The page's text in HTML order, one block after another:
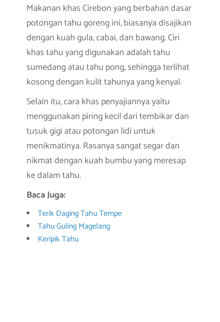
Makanan khas Cirebon yang berbahan dasar
potongan tahu goreng ini, biasanya disajikan
dengan kuah gula, cabai, dan bawang. Ciri
khas tahu yang digunakan adalah tahu
sumedang atau tahu pong, sehingga terlihat
kosong dengan kulit tahunya yang kenyal.
Selain itu, cara khas penyajiannya yaitu
menggunakan piring kecil dari tembikar dan
tusuk gigi atau potongan lidi untuk
menikmatinya. Rasanya sangat segar dan
nikmat dengan kuah bumbu yang meresap
ke dalam tahu.
Baca Juga:
Terik Daging Tahu Tempe
Tahu Guling Magelang
Keripik Tahu